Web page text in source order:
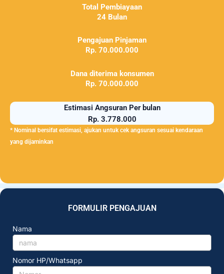
Total Pembiayaan
24 Bulan
Pengajuan Pinjaman
Rp. 70.000.000
Dana diterima konsumen
Rp. 70.000.000
Estimasi Angsuran Per bulan
Rp. 3.778.000
* Nominal bersifat estimasi, ajukan untuk cek angsuran sesuai kendaraan
yang dijaminkan
FORMULIR PENGAJUAN
Nama
Nomor HP/Whatsapp